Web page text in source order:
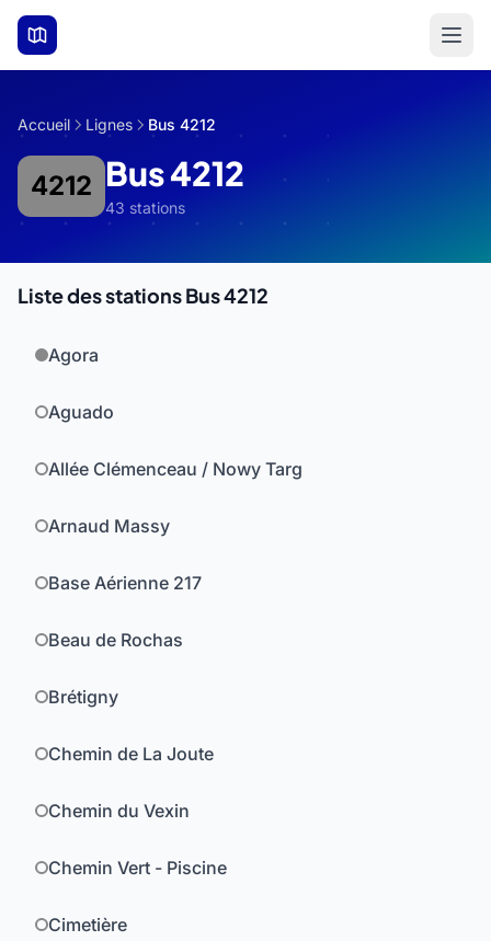
Aller au contenu principal
Accueil Lignes Bus 4212
4212 Bus 4212
43 stations
Liste des stations Bus 4212
Agora
Aguado
Allée Clémenceau / Nowy Targ
Arnaud Massy
Base Aérienne 217
Beau de Rochas
Brétigny
Chemin de La Joute
Chemin du Vexin
Chemin Vert - Piscine
Cimetière